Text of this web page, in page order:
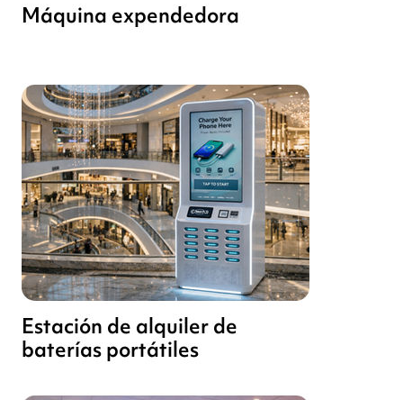
Máquina expendedora
Estación de alquiler de
baterías portátiles